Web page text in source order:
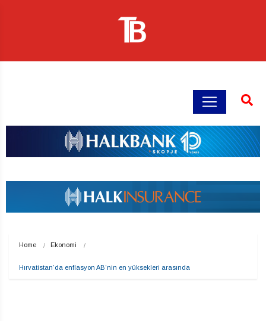
Home Ekonomi
Hırvatistan’da enflasyon AB’nin en yüksekleri arasında